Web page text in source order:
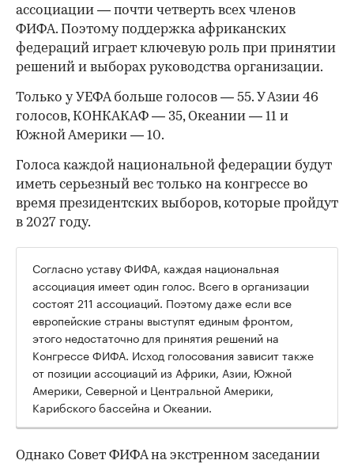
ассоциации — почти четверть всех членов
ФИФА. Поэтому поддержка африканских
федераций играет ключевую роль при принятии
решений и выборах руководства организации.
Только у УЕФА больше голосов — 55. У Азии 46
голосов, КОНКАКАФ — 35, Океании — 11 и
Южной Америки — 10.
Голоса каждой национальной федерации будут
иметь серьезный вес только на конгрессе во
время президентских выборов, которые пройдут
в 2027 году.
Согласно уставу ФИФА, каждая национальная
ассоциация имеет один голос. Всего в организации
состоят 211 ассоциаций. Поэтому даже если все
европейские страны выступят единым фронтом,
этого недостаточно для принятия решений на
Конгрессе ФИФА. Исход голосования зависит также
от позиции ассоциаций из Африки, Азии, Южной
Америки, Северной и Центральной Америки,
Карибского бассейна и Океании.
Однако Совет ФИФА на экстренном заседании